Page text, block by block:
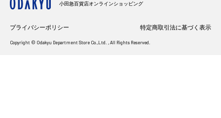
小田急百貨店オンラインショッピング
プライバシーポリシー 特定商取引法に基づく表示
Copyright © Odakyu Department Store Co.,Ltd. , All Rights Reserved.